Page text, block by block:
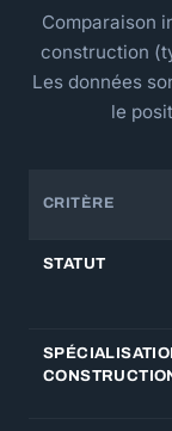
Comparaison
construction
Les données
le
CRITÈRE
STATUT